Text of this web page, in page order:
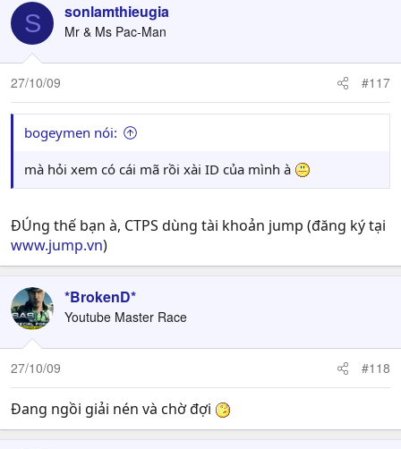
S sonlamthieugia
Mr & Ms Pac-Man
27/10/09 #117
bogeymen nói:
mà hỏi xem có cái mã rồi xài ID của mình à
ĐÚng thế bạn à, CTPS dùng tài khoản jump (đăng ký tại
www.jump.vn)
*BrokenD*
Youtube Master Race
27/10/09 #118
Đang ngồi giải nén và chờ đợi